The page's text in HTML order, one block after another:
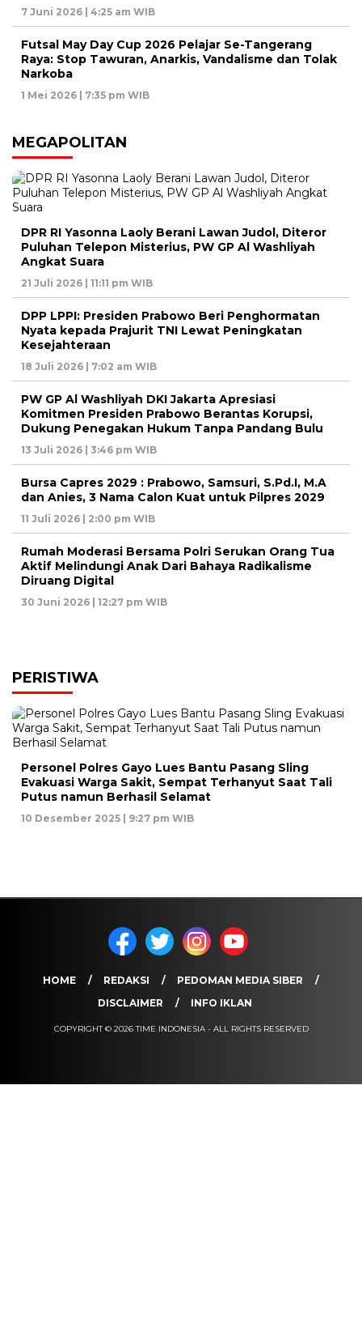
7 Juni 2026 | 4:25 am WIB
Futsal May Day Cup 2026 Pelajar Se-Tangerang
Raya: Stop Tawuran, Anarkis, Vandalisme dan Tolak
Narkoba
1 Mei 2026 | 7:35 pm WIB
MEGAPOLITAN
DPR RI Yasonna Laoly Berani Lawan Judol, Diteror
Puluhan Telepon Misterius, PW GP Al Washliyah
Angkat Suara
21 Juli 2026 | 11:11 pm WIB
DPP LPPI: Presiden Prabowo Beri Penghormatan
Nyata kepada Prajurit TNI Lewat Peningkatan
Kesejahteraan
18 Juli 2026 | 7:02 am WIB
PW GP Al Washliyah DKI Jakarta Apresiasi
Komitmen Presiden Prabowo Berantas Korupsi,
Dukung Penegakan Hukum Tanpa Pandang Bulu
13 Juli 2026 | 3:46 pm WIB
Bursa Capres 2029 : Prabowo, Samsuri, S.Pd.I, M.A
dan Anies, 3 Nama Calon Kuat untuk Pilpres 2029
11 Juli 2026 | 2:00 pm WIB
Rumah Moderasi Bersama Polri Serukan Orang Tua
Aktif Melindungi Anak Dari Bahaya Radikalisme
Diruang Digital
30 Juni 2026 | 12:27 pm WIB
PERISTIWA
Personel Polres Gayo Lues Bantu Pasang Sling
Evakuasi Warga Sakit, Sempat Terhanyut Saat Tali
Putus namun Berhasil Selamat
10 Desember 2025 | 9:27 pm WIB
HOME REDAKSI
PEDOMAN MEDIA SIBER
DISCLAIMER
INFO IKLAN
COPYRIGHT © 2026 TIME INDONESIA - ALL RIGHTS RESERVED